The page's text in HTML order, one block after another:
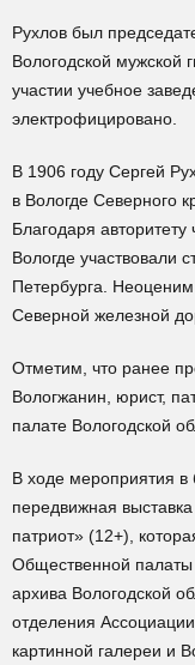
Рухлов был
Вологодской мужской
участии учебное
электрофицировано.
В 1906 году Сергей
в Вологде Северного
Благодаря авторитету
Вологде участвовали
Петербурга.
Северной железной
Отметим, что ранее
Вологжанин, юрист,
палате Вологодской
В ходе мероприятия в
передвижная
патриот» (12+),
Общественной палаты
архива Вологодской
отделения
картинной галереи и